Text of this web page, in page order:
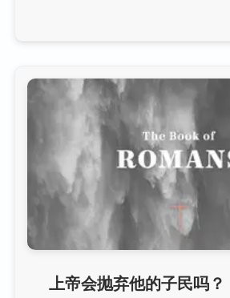
上帝会抛弃他的子民吗？